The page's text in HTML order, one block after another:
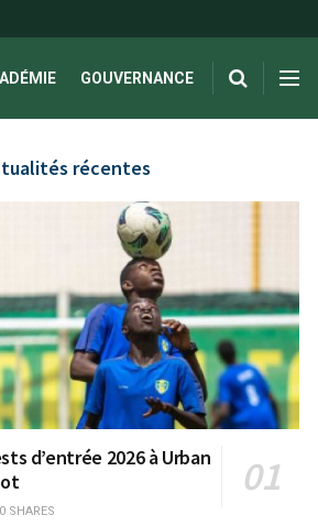
GOUVERNANCE
récentes
d’entrée 2026 à Urban
0 SHARES